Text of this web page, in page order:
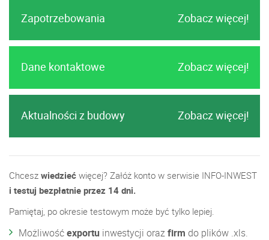
Zapotrzebowania Zobacz więcej!
Dane kontaktowe Zobacz więcej!
Aktualności z budowy Zobacz więcej!
Chcesz wiedzieć więcej? Załóż konto w serwisie INFO-INWEST
i testuj bezpłatnie przez 14 dni.
Pamiętaj, po okresie testowym może być tylko lepiej.
Możliwośćexportu inwestycji orazfirm do plików .xls.